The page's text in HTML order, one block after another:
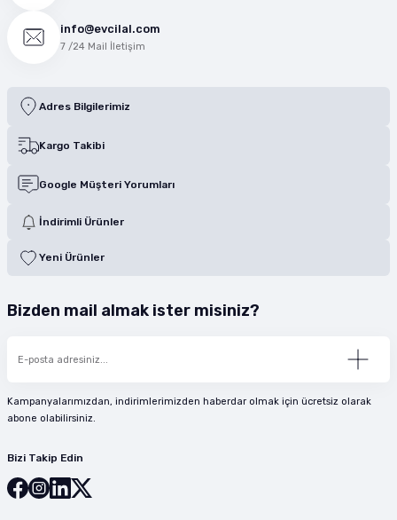
info@evcilal.com
7 /24 Mail İletişim
Adres Bilgilerimiz
Kargo Takibi
Google Müşteri Yorumları
İndirimli Ürünler
Yeni Ürünler
Bizden mail almak ister misiniz?
Kampanyalarımızdan, indirimlerimizden haberdar olmak için ücretsiz olarak
abone olabilirsiniz.
Bizi Takip Edin